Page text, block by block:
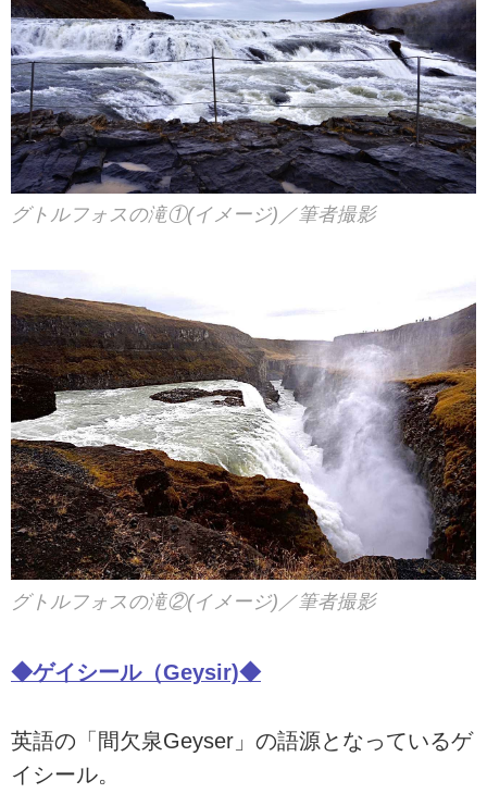
グトルフォスの滝①(イメージ)／筆者撮影
グトルフォスの滝②(イメージ)／筆者撮影
◆ゲイシール（Geysir)◆
英語の「間欠泉Geyser」の語源となっているゲ
イシール。